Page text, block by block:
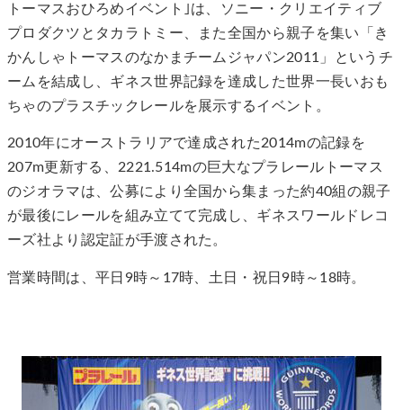
トーマスおひろめイベント｣は、ソニー・クリエイティブ
プロダクツとタカラトミー、また全国から親子を集い「き
かんしゃトーマスのなかまチームジャパン2011」というチ
ームを結成し、ギネス世界記録を達成した世界一長いおも
ちゃのプラスチックレールを展示するイベント。
2010年にオーストラリアで達成された2014mの記録を
207m更新する、2221.514mの巨大なプラレールトーマス
のジオラマは、公募により全国から集まった約40組の親子
が最後にレールを組み立てて完成し、ギネスワールドレコ
ーズ社より認定証が手渡された。
営業時間は、平日9時～17時、土日・祝日9時～18時。